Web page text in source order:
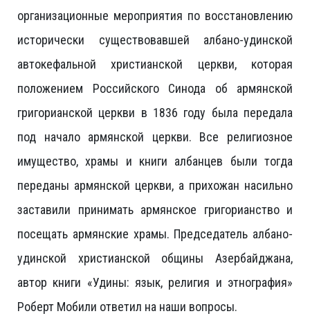
организационные мероприятия по восстановлению
исторически существовавшей албано-удинской
автокефальной христианской церкви, которая
положением Российского Синода об армянской
григорианской церкви в 1836 году была передала
под начало армянской церкви. Все религиозное
имущество, храмы и книги албанцев были тогда
переданы армянской церкви, а прихожан насильно
заставили принимать армянское григорианство и
посещать армянские храмы. Председатель албано-
удинской христианской общины Азербайджана,
автор книги «Удины: язык, религия и этнография»
Роберт Мобили ответил на наши вопросы.